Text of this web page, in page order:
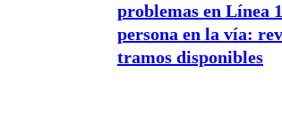
problemas en Línea
persona en la vía:
tramos disponibles